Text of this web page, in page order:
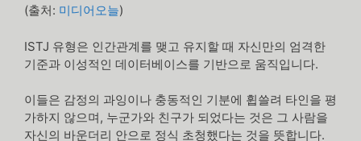
(출처: 미디어오늘)
ISTJ 유형은 인간관계를 맺고 유지할 때 자신만의 엄격한
기준과 이성적인 데이터베이스를 기반으로 움직입니다.
이들은 감정의 과잉이나 충동적인 기분에 휩쓸려 타인을 평
가하지 않으며, 누군가와 친구가 되었다는 것은 그 사람을
자신의 바운더리 안으로 정식 초청했다는 것을 뜻합니다.